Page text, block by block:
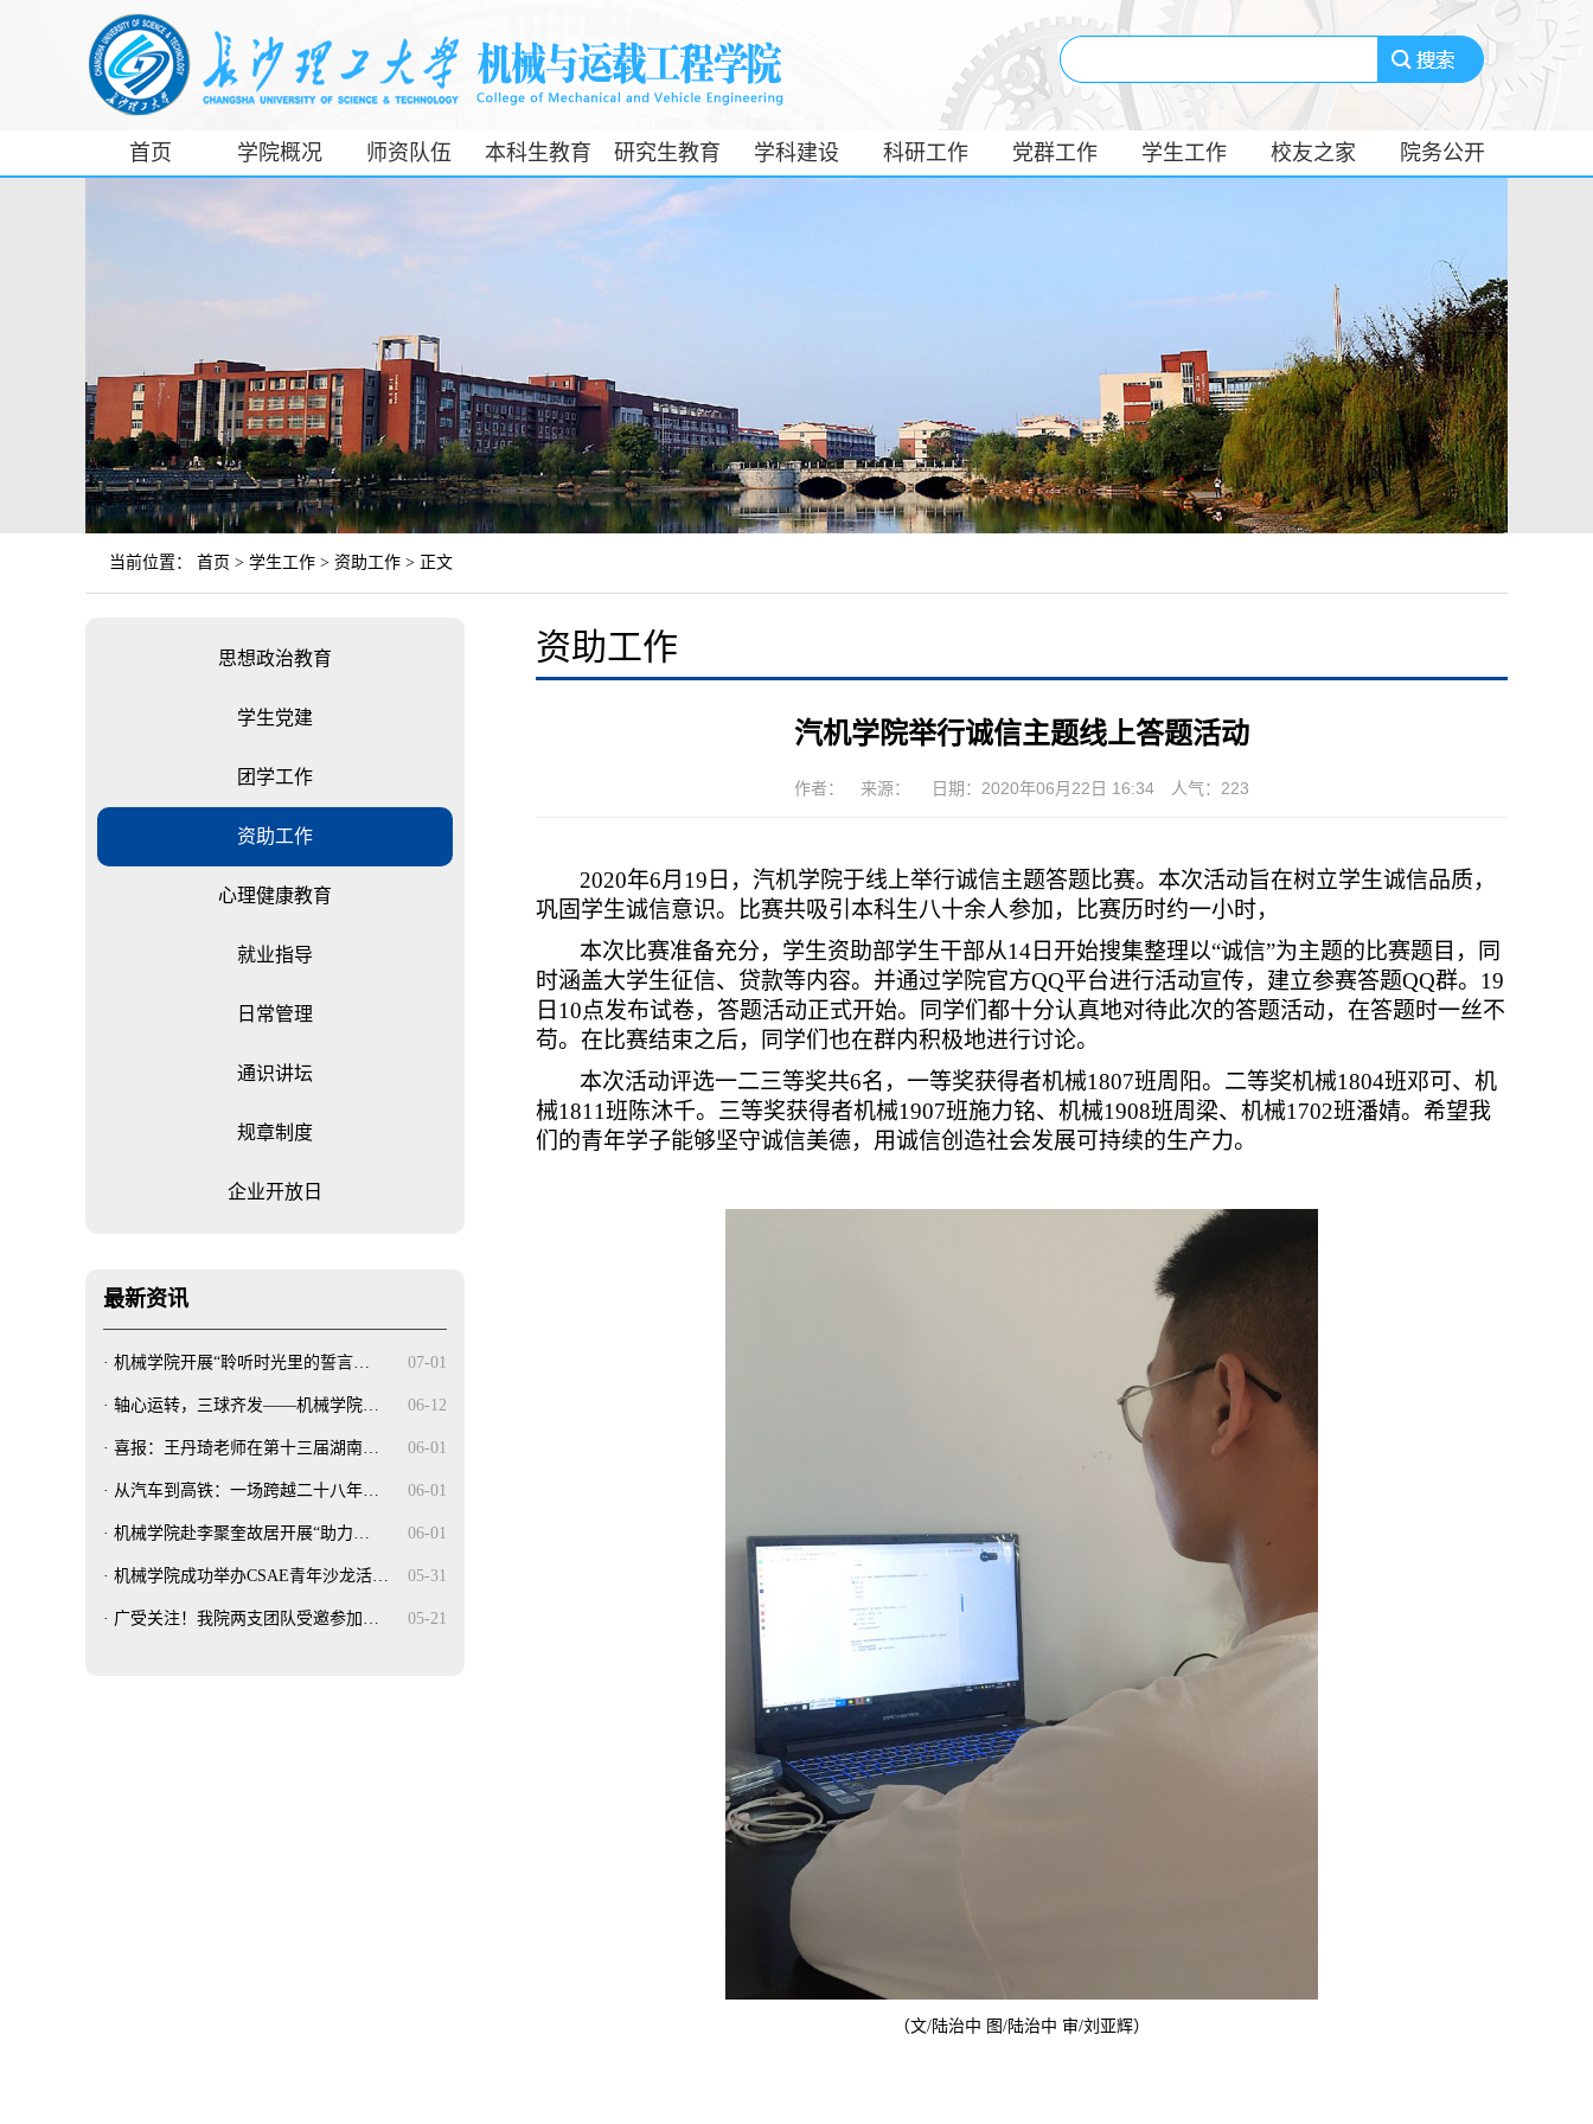
首页 学院概况 师资队伍 本科生教育 研究生教育 学科建设 科研工作 党群工作 学生工作 校友之家
院务公开
工信部专精特
当前位置： 首页 > 学生工作 > 资助工作 > 正文
思想政治教育
学生党建
团学工作
资助工作
心理健康教育
就业指导
日常管理
通识讲坛
规章制度
企业开放日
最新资讯
07-01
· 机械学院开展“聆听时光里的誓言…
06-12
· 轴心运转，三球齐发——机械学院…
06-01
· 喜报：王丹琦老师在第十三届湖南…
06-01
· 从汽车到高铁：一场跨越二十八年…
06-01
· 机械学院赴李聚奎故居开展“助力…
05-31
· 机械学院成功举办CSAE青年沙龙活…
05-21
· 广受关注！我院两支团队受邀参加…
资助工作
汽机学院举行诚信主题线上答题活动
作者： 来源： 日期：2020年06月22日 16:34 人气： 223
2020年6月19日，汽机学院于线上举行诚信主题答题比赛。本次活动旨在树立学生诚信品质，
巩固学生诚信意识。比赛共吸引本科生八十余人参加，比赛历时约一小时，
本次比赛准备充分，学生资助部学生干部从14日开始搜集整理以“诚信”为主题的比赛题目，同
时涵盖大学生征信、贷款等内容。并通过学院官方QQ平台进行活动宣传，建立参赛答题QQ群。19
日10点发布试卷，答题活动正式开始。同学们都十分认真地对待此次的答题活动，在答题时一丝不
苟。在比赛结束之后，同学们也在群内积极地进行讨论。
本次活动评选一二三等奖共6名，一等奖获得者机械1807班周阳。二等奖机械1804班邓可、机
械1811班陈沐千。三等奖获得者机械1907班施力铭、机械1908班周梁、机械1702班潘婧。希望我
们的青年学子能够坚守诚信美德，用诚信创造社会发展可持续的生产力。
（文/陆治中 图/陆治中 审/刘亚辉）